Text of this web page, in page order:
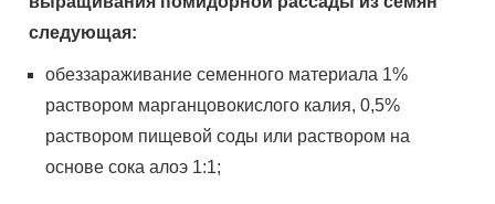
следующая:
обеззараживание семенного материала 1%
раствором марганцовокислого калия, 0,5%
раствором пищевой соды или раствором на
основе сока алоэ 1:1;